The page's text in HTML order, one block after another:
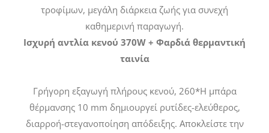
τροφίμων, μεγάλη διάρκεια ζωής για συνεχή
καθημερινή παραγωγή.
Ισχυρή αντλία κενού 370W + Φαρδιά θερμαντική
ταινία
Γρήγορη εξαγωγή πλήρους κενού, 260*Η μπάρα
θέρμανσης 10 mm δημιουργεί ρυτίδες-ελεύθερος,
διαρροή-στεγανοποίηση απόδειξης. Αποκλείστε την